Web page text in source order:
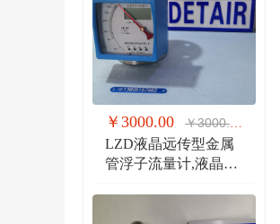
￥3000.00 ￥3000.00
LZD液晶远传型金属
管浮子流量计,液晶显